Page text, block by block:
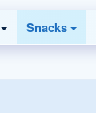
Snacks